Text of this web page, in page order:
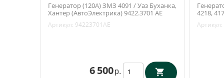
Генератор (120А) ЗМЗ 4091 / Уаз Буханка,
Хантер (АвтоЭлектрика) 9422.3701 АЕ
Артикул: 94223701АЕ
6 500 р.
4218,
Артикул: